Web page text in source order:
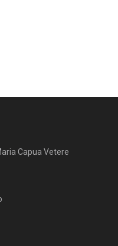
Capua Vetere